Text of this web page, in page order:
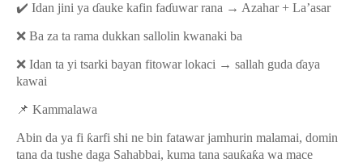
✔️ Idan jini ya ɗauke kafin faɗuwar rana → Azahar + La’asar
❌ Ba za ta rama dukkan sallolin kwanaki ba
❌ Idan ta yi tsarki bayan fitowar lokaci → sallah guda ɗaya
kawai
📌 Kammalawa
Abin da ya fi ƙarfi shi ne bin fatawar jamhurin malamai, domin
tana da tushe daga Sahabbai, kuma tana sauƙaƙa wa mace